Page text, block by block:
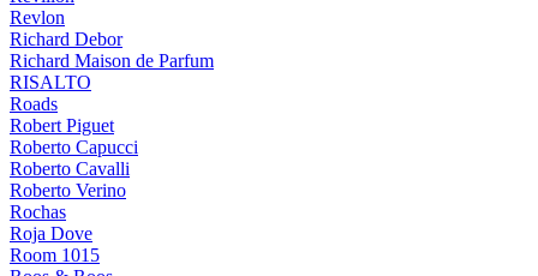
Revlon
Richard Debor
Richard Maison de Parfum
RISALTO
Roads
Robert Piguet
Roberto Capucci
Roberto Cavalli
Roberto Verino
Rochas
Roja Dove
Room 1015